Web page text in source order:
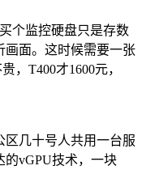
个监控硬盘只是存数
画面。这时候需要一张
，T400才1600元，
几十号人共用一台服
的vGPU技术，一块